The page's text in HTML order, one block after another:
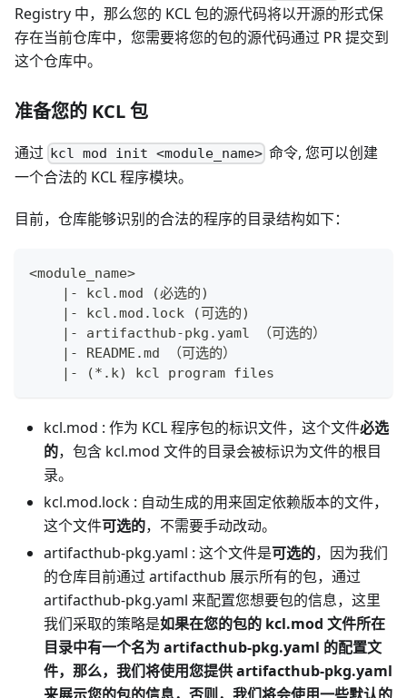
Registry 中，那么您的 KCL 包的源代码将以开源的形式保
存在当前仓库中，您需要将您的包的源代码通过 PR 提交到
这个仓库中。
准备您的 KCL 包
通过 kcl mod init <module_name> 命令, 您可以创建
一个合法的 KCL 程序模块。
目前，仓库能够识别的合法的程序的目录结构如下：
<module_name>
    |- kcl.mod (必选的)
    |- kcl.mod.lock (可选的)
    |- artifacthub-pkg.yaml （可选的）
    |- README.md （可选的）
    |- (*.k) kcl program files
kcl.mod : 作为 KCL 程序包的标识文件，这个文件必选
的，包含 kcl.mod 文件的目录会被标识为文件的根目
录。
kcl.mod.lock : 自动生成的用来固定依赖版本的文件，
这个文件可选的，不需要手动改动。
artifacthub-pkg.yaml : 这个文件是可选的，因为我们
的仓库目前通过 artifacthub 展示所有的包，通过
artifacthub-pkg.yaml 来配置您想要包的信息，这里
我们采取的策略是如果在您的包的 kcl.mod 文件所在
目录中有一个名为 artifacthub-pkg.yaml 的配置文
件，那么，我们将使用您提供 artifacthub-pkg.yaml